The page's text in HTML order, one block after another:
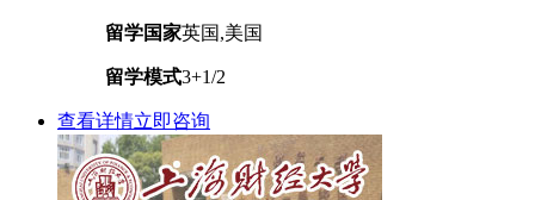
留学国家英国,美国
留学模式3+1/2
查看详情立即咨询